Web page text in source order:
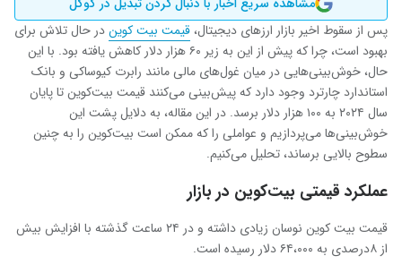
پس از سقوط اخیر بازار ارزهای دیجیتال، قیمت بیت ‌کویندر حال تلاش برای
بهبود است، چرا که پیش از این به زیر ۶۰ هزار دلار کاهش یافته بود. با این
حال، خوش‌بینی‌هایی در میان غول‌های مالی مانند رابرت کیوساکی و بانک
استاندارد چارترد وجود دارد که پیش‌بینی می‌کنند قیمت بیت‌کوین تا پایان
سال ۲۰۲۴ به ۱۰۰ هزار دلار برسد. در این مقاله، به دلایل پشت این
خوش‌بینی‌ها می‌پردازیم و عواملی را که ممکن است بیت‌کوین را به چنین
سطوح بالایی برساند، تحلیل می‌کنیم.
عملکرد قیمتی بیت‌کوین در بازار
قیمت بیت ‌کوین نوسان زیادی داشته و در ۲۴ ساعت گذشته با افزایش بیش
از ۸درصدی به ۶۴،۰۰۰ دلار رسیده است.